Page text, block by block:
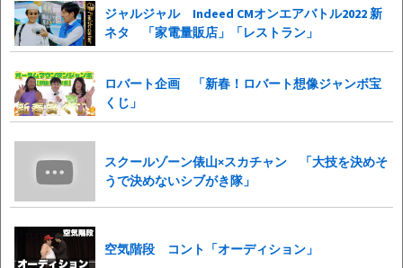
ジャルジャル Indeed CMオンエアバトル2022 新
ネタ 「家電量販店」「レストラン」
ロバート企画 「新春！ロバート想像ジャンボ宝
くじ」
スクールゾーン俵山×スカチャン 「大技を決めそ
うで決めないシブがき隊」
空気階段 コント「オーディション」